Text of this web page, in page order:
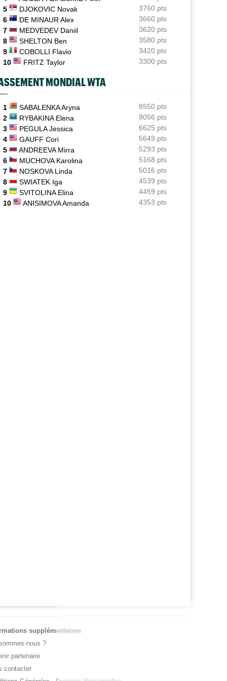
demie en Chal'
10:11
ATP - Montréal
Pour son "retour", Arthur Fils est en huitièmes et
rassure
09:35
ATP - Montréal
Une semaine après Washington, Rafa Jodar dompte
encore Musetti
ATP / WTA
Tous les résultats de ce jeudi 6 août 2026 et de la nuit
09:00
ATP - Montréal
Rinderknech profite de l'abandon de Tiafoe et file en
huitièmes
5
DJOKOVIC Novak
3760 pts
6
DE MINAUR Alex
3660 pts
7
MEDVEDEV Daniil
3620 pts
8
SHELTON Ben
3580 pts
9
COBOLLI Flavio
3420 pts
10
FRITZ Taylor 3300 pts
MONDIAL WTA
1 SABALENKA Aryna
8550 pts
2
RYBAKINA Elena
8056 pts
3
PEGULA Jessica
6625 pts
4
GAUFF Cori
5649 pts
5
ANDREEVA Mirra
5293 pts
6
MUCHOVA Karolina
5168 pts
7
NOSKOVA Linda
5016 pts
8
SWIATEK Iga
4539 pts
9
SVITOLINA Elina
4459 pts
10
ANISIMOVA Amanda 4353 pts
supplémentaires
nous ?
partenaire
contacter